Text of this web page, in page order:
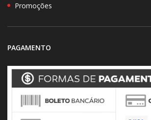
Promoções
PAGAMENTO